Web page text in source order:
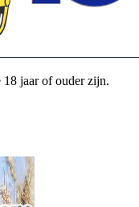
18 jaar of ouder zijn.